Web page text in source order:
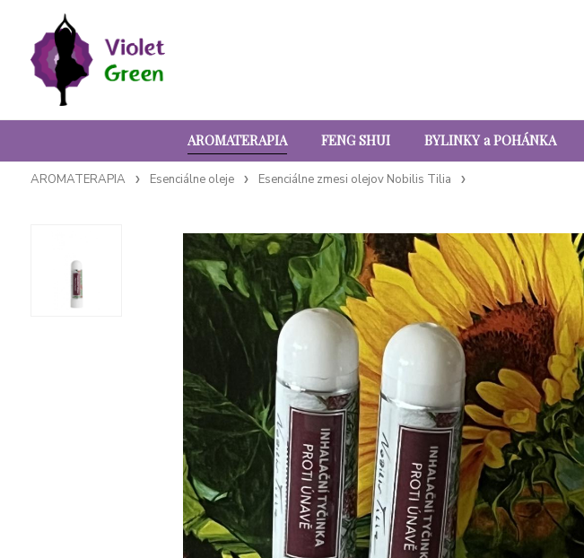
AROMATERAPIA FENG SHUI BYLINKY a POHÁNKA
AROMATERAPIA Esenciálne oleje Esenciálne zmesi olejov Nobilis Tilia